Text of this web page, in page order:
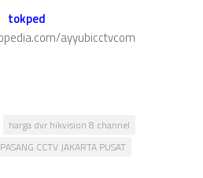
tokped
ayyubicctvcom
harga dvr hikvision 8 channel
CCTV JAKARTA PUSAT